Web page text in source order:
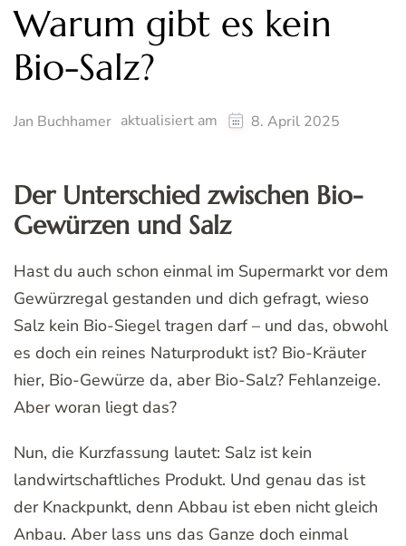
Warum gibt es kein
Bio-Salz?
Jan Buchhamer aktualisiert am 8. April 2025
Der Unterschied zwischen Bio-
Gewürzen und Salz
Hast du auch schon einmal im Supermarkt vor dem
Gewürzregal gestanden und dich gefragt, wieso
Salz kein Bio-Siegel tragen darf – und das, obwohl
es doch ein reines Naturprodukt ist? Bio-Kräuter
hier, Bio-Gewürze da, aber Bio-Salz? Fehlanzeige.
Aber woran liegt das?
Nun, die Kurzfassung lautet: Salz ist kein
landwirtschaftliches Produkt. Und genau das ist
der Knackpunkt, denn Abbau ist eben nicht gleich
Anbau. Aber lass uns das Ganze doch einmal